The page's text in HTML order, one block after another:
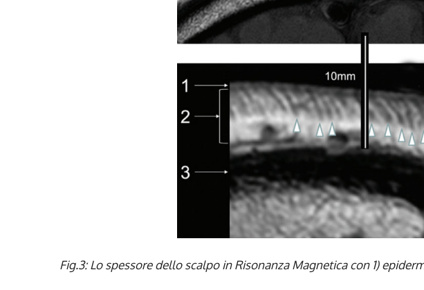
Fig.3: Lo spessore dello scalpo in Risonanza Magnetica con 1)